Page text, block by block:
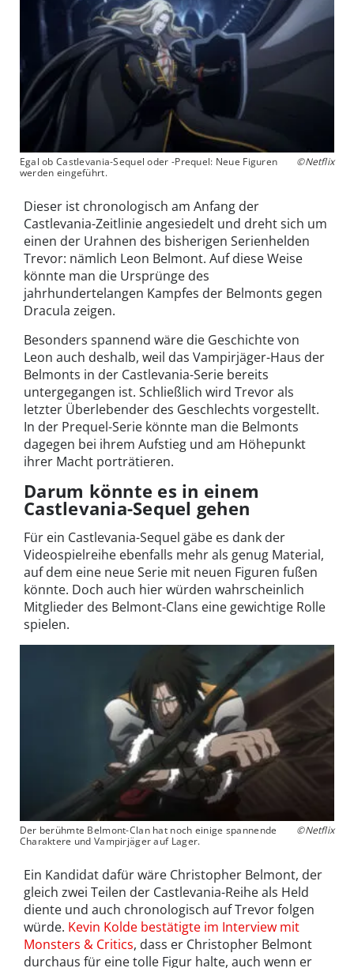
Egal ob Castlevania-Sequel oder -Prequel: Neue Figuren
werden eingeführt.
©Netflix
Dieser ist chronologisch am Anfang der
Castlevania-Zeitlinie angesiedelt und dreht sich um
einen der Urahnen des bisherigen Serienhelden
Trevor: nämlich Leon Belmont. Auf diese Weise
könnte man die Ursprünge des
jahrhundertelangen Kampfes der Belmonts gegen
Dracula zeigen.
Besonders spannend wäre die Geschichte von
Leon auch deshalb, weil das Vampirjäger-Haus der
Belmonts in der Castlevania-Serie bereits
untergegangen ist. Schließlich wird Trevor als
letzter Überlebender des Geschlechts vorgestellt.
In der Prequel-Serie könnte man die Belmonts
dagegen bei ihrem Aufstieg und am Höhepunkt
ihrer Macht porträtieren.
Darum könnte es in einem
Castlevania-Sequel gehen
Für ein Castlevania-Sequel gäbe es dank der
Videospielreihe ebenfalls mehr als genug Material,
auf dem eine neue Serie mit neuen Figuren fußen
könnte. Doch auch hier würden wahrscheinlich
Mitglieder des Belmont-Clans eine gewichtige Rolle
spielen.
Der berühmte Belmont-Clan hat noch einige spannende
Charaktere und Vampirjäger auf Lager.
©Netflix
Ein Kandidat dafür wäre Christopher Belmont, der
gleich zwei Teilen der Castlevania-Reihe als Held
diente und auch chronologisch auf Trevor folgen
würde. Kevin Kolde bestätigte im Interview mit
Monsters & Critics, dass er Christopher Belmont
durchaus für eine tolle Figur halte, auch wenn er